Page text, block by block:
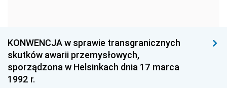
1954 1953 1952
1951 1950 1949
1948
KONWENCJA w sprawie transgranicznych
skutków awarii przemysłowych,
sporządzona w Helsinkach dnia 17 marca
1992 r.